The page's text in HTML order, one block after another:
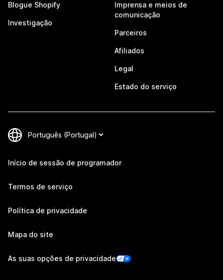
Blogue Shopify
Investigação
Imprensa e meios de
comunicação
Parceiros
Afiliados
Legal
Estado do serviço
Início de sessão de programador
Termos de serviço
Política de privacidade
Mapa do site
As suas opções de privacidade